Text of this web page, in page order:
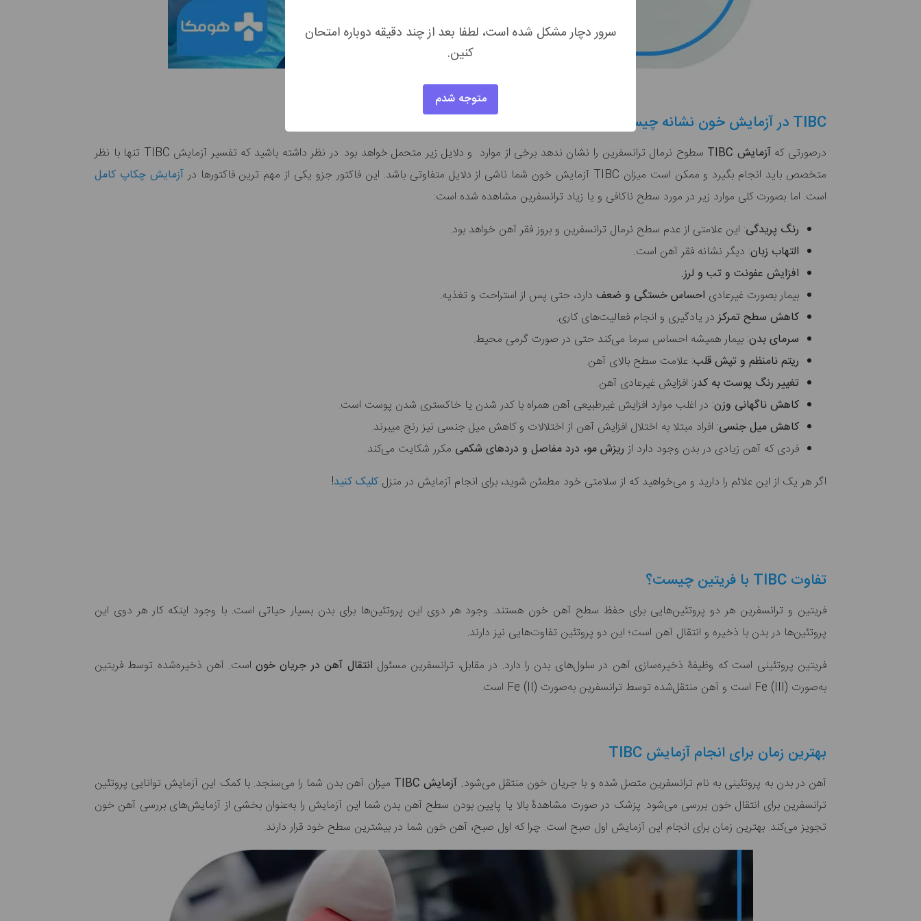
TIBC در آزمایش خون نشانه چیست؟
درصورتی که آزمایش TIBC
سطوح نرمال ترانسفرین را نشان ندهد برخی از موارد و دلایل زیر متحمل خواهد بود. در نظر داشته باشید که تفسیر آزمایش TIBC تنها با نظر
متخصص باید انجام بگیرد و ممکن است میزان TIBC آزمایش خون شما ناشی از دلایل متفاوتی باشد. این فاکتور جزو یکی از مهم ترین فاکتورها در
آزمایش چکاپ کامل
است. اما بصورت کلی موارد زیر در مورد سطح ناکافی و یا زیاد ترانسفرین مشاهده شده است:
رنگ پریدگی: این علامتی از عدم سطح نرمال ترانسفرین و بروز فقر آهن خواهد بود.
التهاب زبان: دیگر نشانه فقر آهن است.
افزایش عفونت و تب و لرز.
بیمار بصورت غیرعادی احساس خستگی و ضعف دارد، حتی پس از استراحت و تغذیه.
کاهش سطح تمرکزدر یادگیری و انجام فعالیت‌های کاری.
سرمای بدن: بیمار همیشه احساس سرما می‌کند حتی در صورت گرمی محیط.
ریتم نامنظم و تپش قلب: علامت سطح بالای آهن.
تغییر رنگ پوست به کدر: افزایش غیرعادی آهن.
کاهش ناگهانی وزن: در اغلب موارد افزایش غیرطبیعی آهن همراه با کدر شدن یا خاکستری شدن پوست است.
کاهش میل جنسی: افراد مبتلا به اختلال افزایش آهن از اختلالات و کاهش میل جنسی نیز رنج میبرند.
فردی که آهن زیادی در بدن وجود دارد ازریزش مو، درد مفاصل و دردهای شکمی مکرر شکایت می‌کند.
اگر هر یک از این علائم را دارید و می‌خواهید که از سلامتی خود مطمئن شوید، برای انجام آزمایش در منزل کلیک کنید!
تفاوت TIBC با فریتین چیست؟
فریتین و ترانسفرین هر دو پروتئین‌هایی برای حفظ سطح آهن خون هستند. وجود هر دوی این پروتئین‌ها برای بدن بسیار حیاتی است. با وجود اینکه کار هر دوی این
پروتئین‌ها در بدن با ذخیره و انتقال آهن است؛ این دو پروتئین تفاوت‌هایی نیز دارند.
فریتین پروتئینی است که وظیفۀ ذخیره‌سازی آهن در سلول‌های بدن را دارد. در مقابل، ترانسفرین مسئول انتقال آهن در جریان خون است. آهن ذخیره‌شده توسط فریتین
به‌صورت Fe (III) است و آهن منتقل‌شده توسط ترانسفرین به‌صورت Fe (II) است.
بهترین زمان برای انجام آزمایش TIBC
آهن در بدن به پروتئینی به نام ترانسفرین متصل شده و با جریان خون منتقل می‌شود. آزمایش TIBC میزان آهن بدن شما را می‌سنجد. با کمک این آزمایش توانایی پروتئین
ترانسفرین برای انتقال خون بررسی می‌شود. پزشک در صورت مشاهدۀ بالا یا پایین بودن سطح آهن بدن شما این آزمایش را به‌عنوان بخشی از آزمایش‌های بررسی آهن خون
تجویز می‌کند. بهترین زمان برای انجام این آزمایش اول صبح است. چرا که اول صبح، آهن خون شما در بیشترین سطح خود قرار دارند.
سرور دچار مشکل شده است، لطفا بعد از چند دقیقه دوباره امتحان
کنین.
متوجه شدم